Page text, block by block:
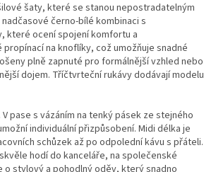
šaty, které se stanou nepostradatelným
černo-bílé kombinaci s
které ocení spojení komfortu a
na knoflíky, což umožňuje snadné
plně zapnuté pro formálnější vzhled nebo
dojem. Tříčtvrteční rukávy dodávají modelu
pase s vázáním na tenký pásek ze stejného
individuální přizpůsobení. Midi délka je
schůzek až po odpolední kávu s přáteli.
hodí do kanceláře, na společenské